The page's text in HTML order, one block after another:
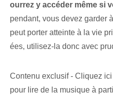
ourrez y accéder même si
pendant, vous devez garder
peut porter atteinte à la vie
ées, utilisez-la donc avec
Contenu exclusif - Cliquez
pour lire de la musique à